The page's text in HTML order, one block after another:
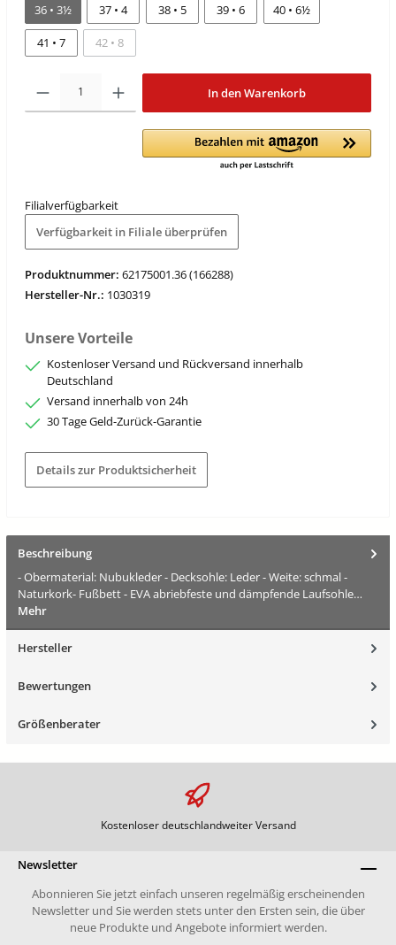
36 • 3½
37 • 4 38 • 5 39 • 6 40 • 6½
41 • 7 42 • 8
In den Warenkorb
Filialverfügbarkeit
Verfügbarkeit in Filiale überprüfen
Produktnummer: 62175001.36 (166288)
Hersteller-Nr.: 1030319
Unsere Vorteile
Kostenloser Versand und Rückversand innerhalb
Deutschland
Versand innerhalb von 24h
30 Tage Geld-Zurück-Garantie
Details zur Produktsicherheit
Beschreibung
- Obermaterial: Nubukleder - Decksohle: Leder - Weite: schmal -
Naturkork- Fußbett - EVA abriebfeste und dämpfende Laufsohle…
Mehr
Hersteller
Bewertungen
Größenberater
Kostenloser deutschlandweiter Versand
Newsletter
Abonnieren Sie jetzt einfach unseren regelmäßig erscheinenden
Newsletter und Sie werden stets unter den Ersten sein, die über
neue Produkte und Angebote informiert werden.